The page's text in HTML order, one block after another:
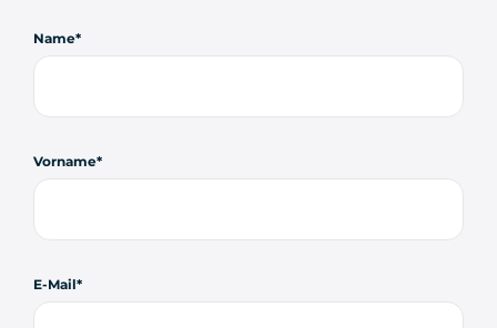
Name
Vorname
E-Mail